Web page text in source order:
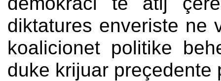
diktatures enveriste ne
koalicionet politike
duke krijuar preçedente